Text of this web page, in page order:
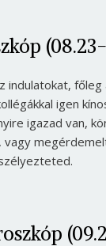
indulatokat, főleg
igen
igazad van,
vagy